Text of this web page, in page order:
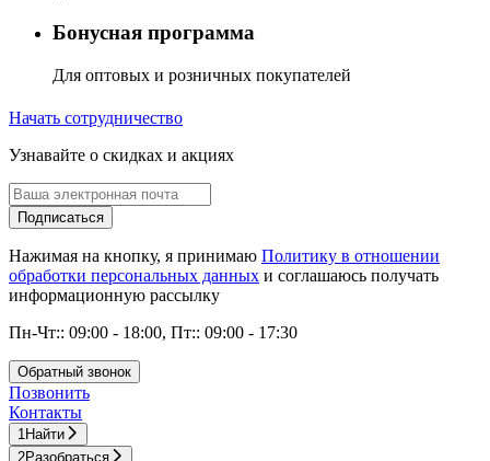
Бонусная программа
Для оптовых и розничных покупателей
Начать сотрудничество
Узнавайте о скидках и акциях
Подписаться
Нажимая на кнопку, я принимаю Политику в отношении
обработки персональных данных и соглашаюсь получать
информационную рассылку
Пн-Чт:: 09:00 - 18:00, Пт:: 09:00 - 17:30
Обратный звонок
Позвонить
Контакты
1 Найти
2Разобраться